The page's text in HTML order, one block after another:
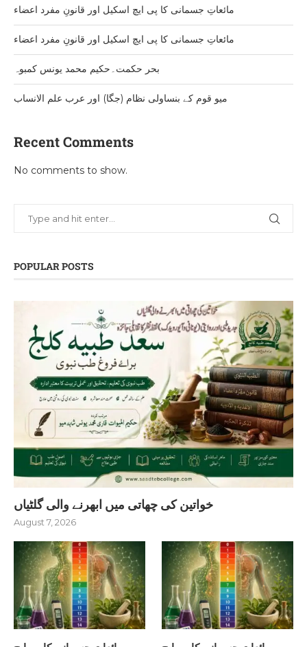
مائعاتِ جسمانی کا پی ایچ اسکیل اور قانونِ مفرد اعضاء
مائعاتِ جسمانی کا پی ایچ اسکیل اور قانونِ مفرد اعضاء
بحر حکمت۔حکیم محمد یونس کمبوہ
میو قوم کے بنساولی نظام (جگا) اور عرب علم الانساب
Recent Comments
No comments to show.
POPULAR POSTS
خواتین کی چھاتی میں ابھرنے والی گلٹیاں
August 7, 2026